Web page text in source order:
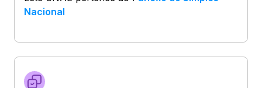
Nacional